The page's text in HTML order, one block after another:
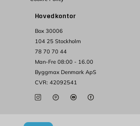
Hovedkontor
Box 30006
104 25 Stockholm
78 70 70 44
Man-Fre 08:00 - 16.00
Byggmax Denmark ApS
CVR: 42092541